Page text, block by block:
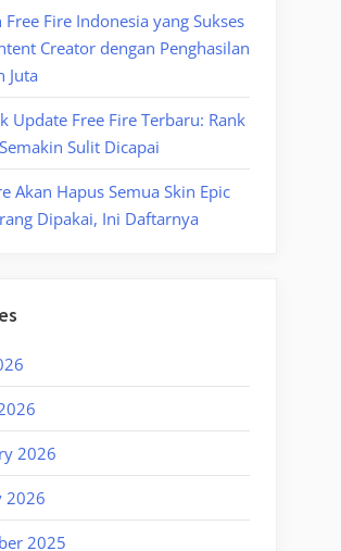
Free Fire Indonesia yang Sukses
Creator dengan Penghasilan
Juta
Update Free Fire Terbaru: Rank
Sulit Dicapai
Akan Hapus Semua Skin Epic
Dipakai, Ini Daftarnya
2026
2026
2025